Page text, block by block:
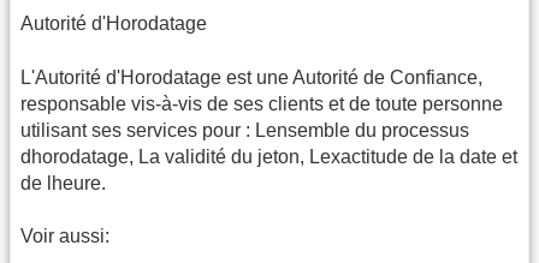
Autorité d'Horodatage
L'Autorité d'Horodatage est une Autorité de Confiance,
responsable vis-à-vis de ses clients et de toute personne
utilisant ses services pour : Lensemble du processus
dhorodatage, La validité du jeton, Lexactitude de la date et
de lheure.
Voir aussi: